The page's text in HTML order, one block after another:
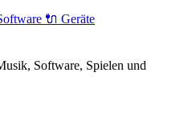
🔌 Geräte
Software, Spielen und